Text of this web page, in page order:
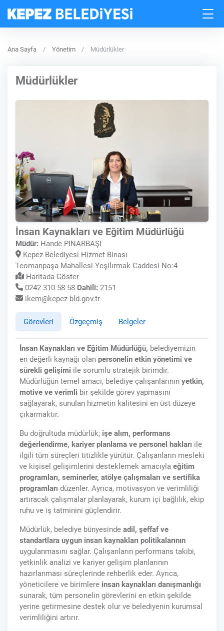
Ana Sayfa Yönetim Müdürlükler
Müdürlükler
İnsan Kaynakları ve Eğitim Müdürlüğü
Müdür: Hande PINARBAŞI
Kepez Belediyesi Hizmet Binası
Teomanpaşa Mahallesi Yeşilırmak Caddesi No:4
Haritada Göster
0242 310 58 58 Dahili: 2151
ikem@kepez-bld.gov.tr
Görevleri Özgeçmiş Belgeler
İnsan Kaynakları ve Eğitim Müdürlüğü, belediyemizin
en değerli kaynağı olan personelin etkin yönetimi ve
sürekli gelişimi ile sorumlu stratejik birimdir.
Müdürlüğün temel amacı, belediye çalışanlarının yetkin,
motive ve verimli bir şekilde görev yapmasını
sağlayarak, sunulan hizmetin kalitesini en üst düzeye
çıkarmaktır.
Bu doğrultuda müdürlük; işe alım, performans
değerlendirme, kariyer planlama ve personel hakları ile
ilgili tüm süreçleri titizlikle yürütür. Çalışanların mesleki
ve kişisel gelişimlerini desteklemek amacıyla eğitim
programları, seminerler, atölye çalışmaları ve sertifika
programları düzenler. Ayrıca, motivasyon ve verimliliği
artıracak çalışmalar planlayarak, kurum içi bağlılık, ekip
ruhu ve iş tatminini güçlendirir.
Müdürlük, belediye bünyesinde adil, şeffaf ve
standartlara uygun insan kaynakları politikalarının
uygulanmasını sağlar. Çalışanların performans takibi,
yetkinlik analizi ve kariyer gelişim planlarının
hazırlanması süreçlerinde rehberlik eder. Ayrıca,
yöneticilere ve birimlere insan kaynakları danışmanlığı
sunarak, tüm personelin görevlerini en etkin şekilde
yerine getirmesine destek olur ve belediyenin kurumsal
verimliliğini artırır.